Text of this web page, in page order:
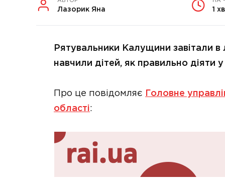
Лазорик Яна 1 хв
Рятувальники Калущини завітали в
навчили дітей, як правильно діяти
Про це повідомляє
Головне
області: